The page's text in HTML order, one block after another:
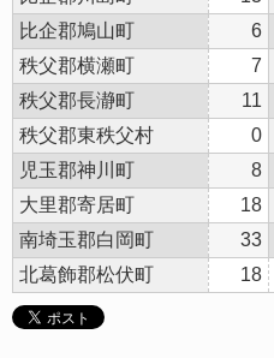
比企郡鳩山町
6
秩父郡横瀬町
7
秩父郡長瀞町
11
秩父郡東秩父村
0
児玉郡神川町
8
大里郡寄居町
18
南埼玉郡白岡町
33
北葛飾郡松伏町
18